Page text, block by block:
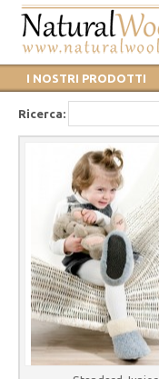
I NOSTRI PRODOTTI
Ricerca: